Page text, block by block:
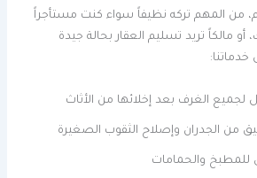
من المهم تركه نظيفاً سواء كنت مستأجراً
أو مالكاً تريد تسليم العقار بحالة جيدة
الغرف بعد إخلائها من الأثاث
من الجدران وإصلاح الثقوب الصغيرة
والحمامات